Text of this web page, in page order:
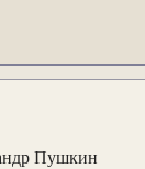
Пушкин